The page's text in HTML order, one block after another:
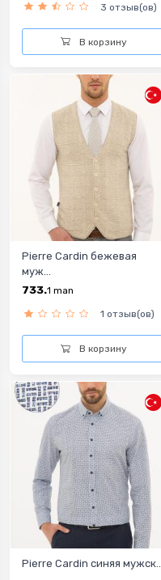
3 отзыв(ов)
В корзину
Pierre Cardin бежевая
муж...
733.1 man
1 отзыв(ов)
В корзину
Pierre Cardin синяя мужск...